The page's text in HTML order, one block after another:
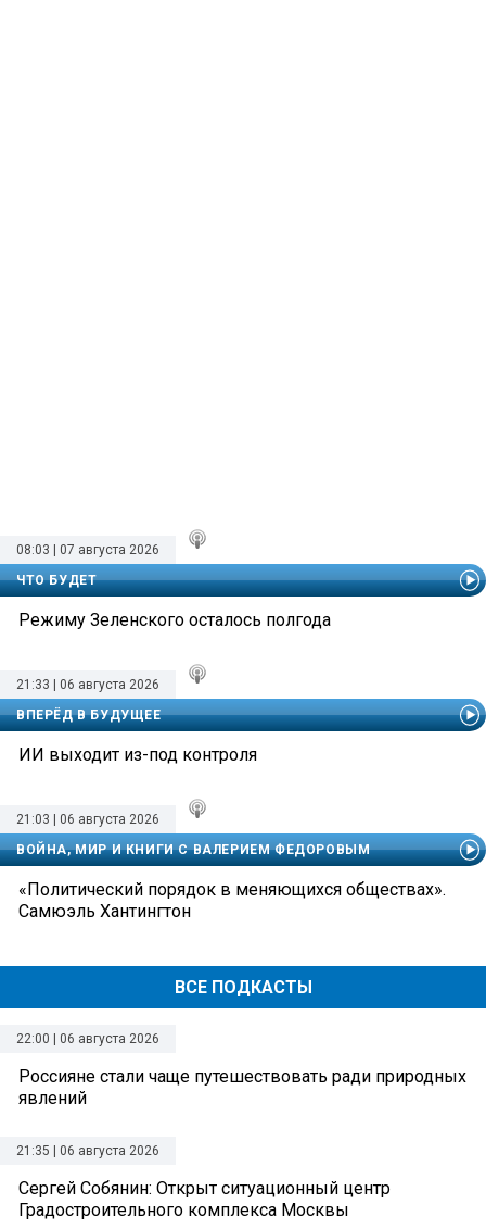
ВСЕ ПОДКАСТЫ
08:03 | 07 августа 2026
ЧТО БУДЕТ
Режиму Зеленского осталось полгода
21:33 | 06 августа 2026
ВПЕРЁД В БУДУЩЕЕ
ИИ выходит из-под контроля
21:03 | 06 августа 2026
ВОЙНА, МИР И КНИГИ С ВАЛЕРИЕМ ФЕДОРОВЫМ
«Политический порядок в меняющихся обществах».
Самюэль Хантингтон
22:00 | 06 августа 2026
Россияне стали чаще путешествовать ради природных
явлений
21:35 | 06 августа 2026
Сергей Собянин: Открыт ситуационный центр
Градостроительного комплекса Москвы